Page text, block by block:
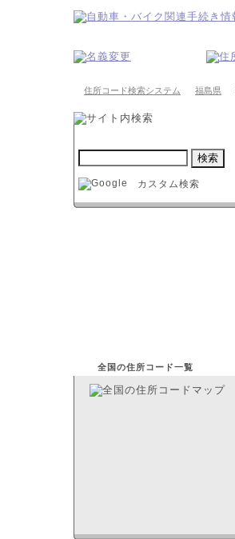
住所コード検索システム 福島県
全国の住所コード一覧
カスタム検索